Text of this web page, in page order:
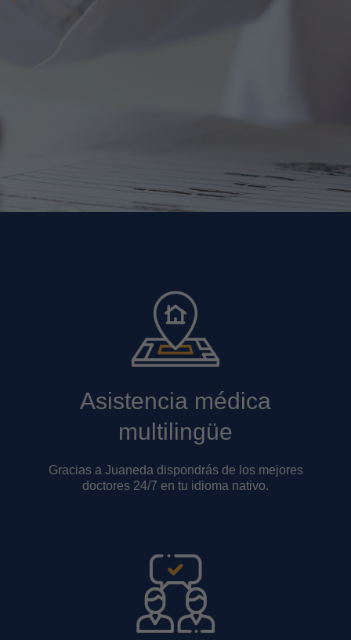
Asistencia médica
multilingüe
Gracias a Juaneda dispondrás de los mejores
doctores 24/7 en tu idioma nativo.